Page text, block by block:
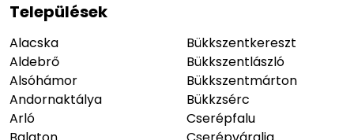
Települések
Alacska
Aldebrő
Alsóhámor
Andornaktálya
Arló
Bükkszentkereszt
Bükkszentlászló
Bükkszentmárton
Bükkzsérc
Cserépfalu